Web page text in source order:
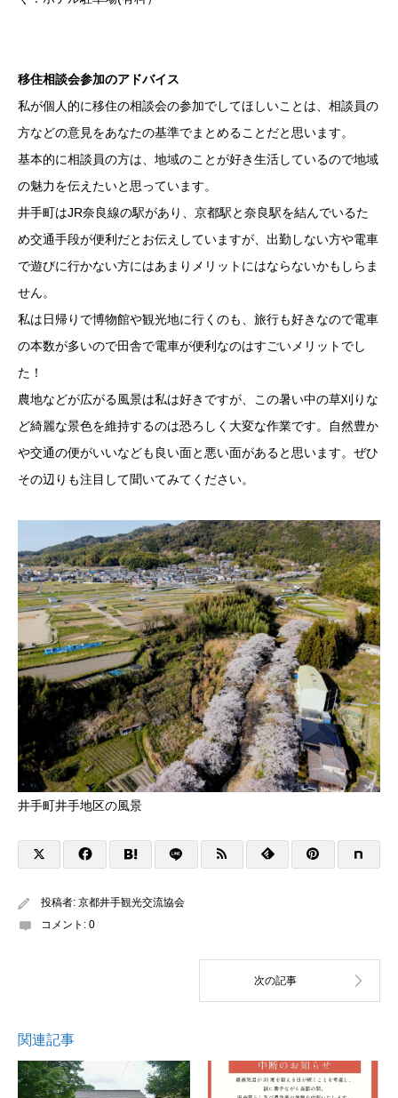
移住相談会参加のアドバイス
私が個人的に移住の相談会の参加でしてほしいことは、相談員の
方などの意見をあなたの基準でまとめることだと思います。
基本的に相談員の方は、地域のことが好き生活しているので地域
の魅力を伝えたいと思っています。
井手町はJR奈良線の駅があり、京都駅と奈良駅を結んでいるた
め交通手段が便利だとお伝えしていますが、出勤しない方や電車
で遊びに行かない方にはあまりメリットにはならないかもしらま
せん。
私は日帰りで博物館や観光地に行くのも、旅行も好きなので電車
の本数が多いので田舎で電車が便利なのはすごいメリットでし
た！
農地などが広がる風景は私は好きですが、この暑い中の草刈りな
ど綺麗な景色を維持するのは恐ろしく大変な作業です。自然豊か
や交通の便がいいなども良い面と悪い面があると思います。ぜひ
その辺りも注目して聞いてみてください。
井手町井手地区の風景
投稿者: 京都井手観光交流協会
コメント: 0
関連記事